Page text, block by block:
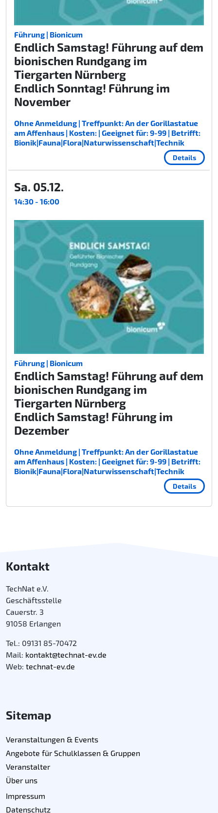
Führung | Bionicum
Endlich Samstag! Führung auf dem
bionischen Rundgang im
Tiergarten Nürnberg
Endlich Sonntag! Führung im
November
Ohne Anmeldung | Treffpunkt: An der Gorillastatue
am Affenhaus | Kosten: | Geeignet für: 9-99 | Betrifft:
Bionik|Fauna|Flora|Naturwissenschaft|Technik
Details
Sa. 05.12.
14:30 - 16:00
Führung | Bionicum
Endlich Samstag! Führung auf dem
bionischen Rundgang im
Tiergarten Nürnberg
Endlich Samstag! Führung im
Dezember
Ohne Anmeldung | Treffpunkt: An der Gorillastatue
am Affenhaus | Kosten: | Geeignet für: 9-99 | Betrifft:
Bionik|Fauna|Flora|Naturwissenschaft|Technik
Details
Kontakt
TechNat e.V.
Geschäftsstelle
Cauerstr. 3
91058 Erlangen
Tel.: 09131 85-70472
Mail: kontakt@technat-ev.de
Web: technat-ev.de
Sitemap
Veranstaltungen & Events
Angebote für Schulklassen & Gruppen
Veranstalter
Über uns
Impressum
Datenschutz